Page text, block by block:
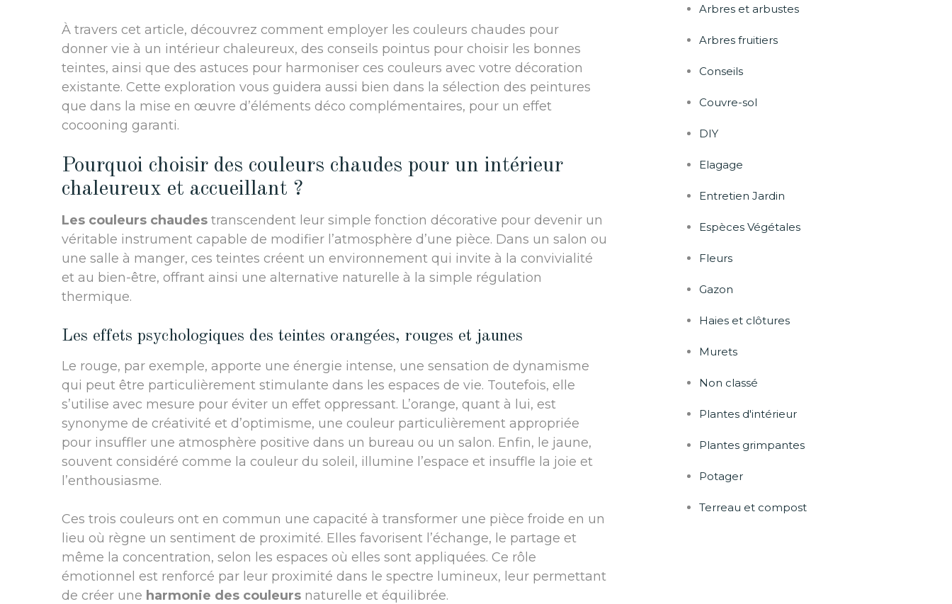
À travers cet article, découvrez comment employer les couleurs chaudes pour
donner vie à un intérieur chaleureux, des conseils pointus pour choisir les bonnes
teintes, ainsi que des astuces pour harmoniser ces couleurs avec votre décoration
existante. Cette exploration vous guidera aussi bien dans la sélection des peintures
que dans la mise en œuvre d’éléments déco complémentaires, pour un effet
cocooning garanti.
Pourquoi choisir des couleurs chaudes pour un intérieur
chaleureux et accueillant ?
Les couleurs chaudes transcendent leur simple fonction décorative pour devenir un
véritable instrument capable de modifier l’atmosphère d’une pièce. Dans un salon ou
une salle à manger, ces teintes créent un environnement qui invite à la convivialité
et au bien-être, offrant ainsi une alternative naturelle à la simple régulation
thermique.
Les effets psychologiques des teintes orangées, rouges et jaunes
Le rouge, par exemple, apporte une énergie intense, une sensation de dynamisme
qui peut être particulièrement stimulante dans les espaces de vie. Toutefois, elle
s’utilise avec mesure pour éviter un effet oppressant. L’orange, quant à lui, est
synonyme de créativité et d’optimisme, une couleur particulièrement appropriée
pour insuffler une atmosphère positive dans un bureau ou un salon. Enfin, le jaune,
souvent considéré comme la couleur du soleil, illumine l’espace et insuffle la joie et
l’enthousiasme.
Ces trois couleurs ont en commun une capacité à transformer une pièce froide en un
lieu où règne un sentiment de proximité. Elles favorisent l’échange, le partage et
même la concentration, selon les espaces où elles sont appliquées. Ce rôle
émotionnel est renforcé par leur proximité dans le spectre lumineux, leur permettant
de créer une harmonie des couleurs naturelle et équilibrée.
Arbres et arbustes
Arbres fruitiers
Conseils
Couvre-sol
DIY
Elagage
Entretien Jardin
Espèces Végétales
Fleurs
Gazon
Haies et clôtures
Murets
Non classé
Plantes d'intérieur
Plantes grimpantes
Potager
Terreau et compost